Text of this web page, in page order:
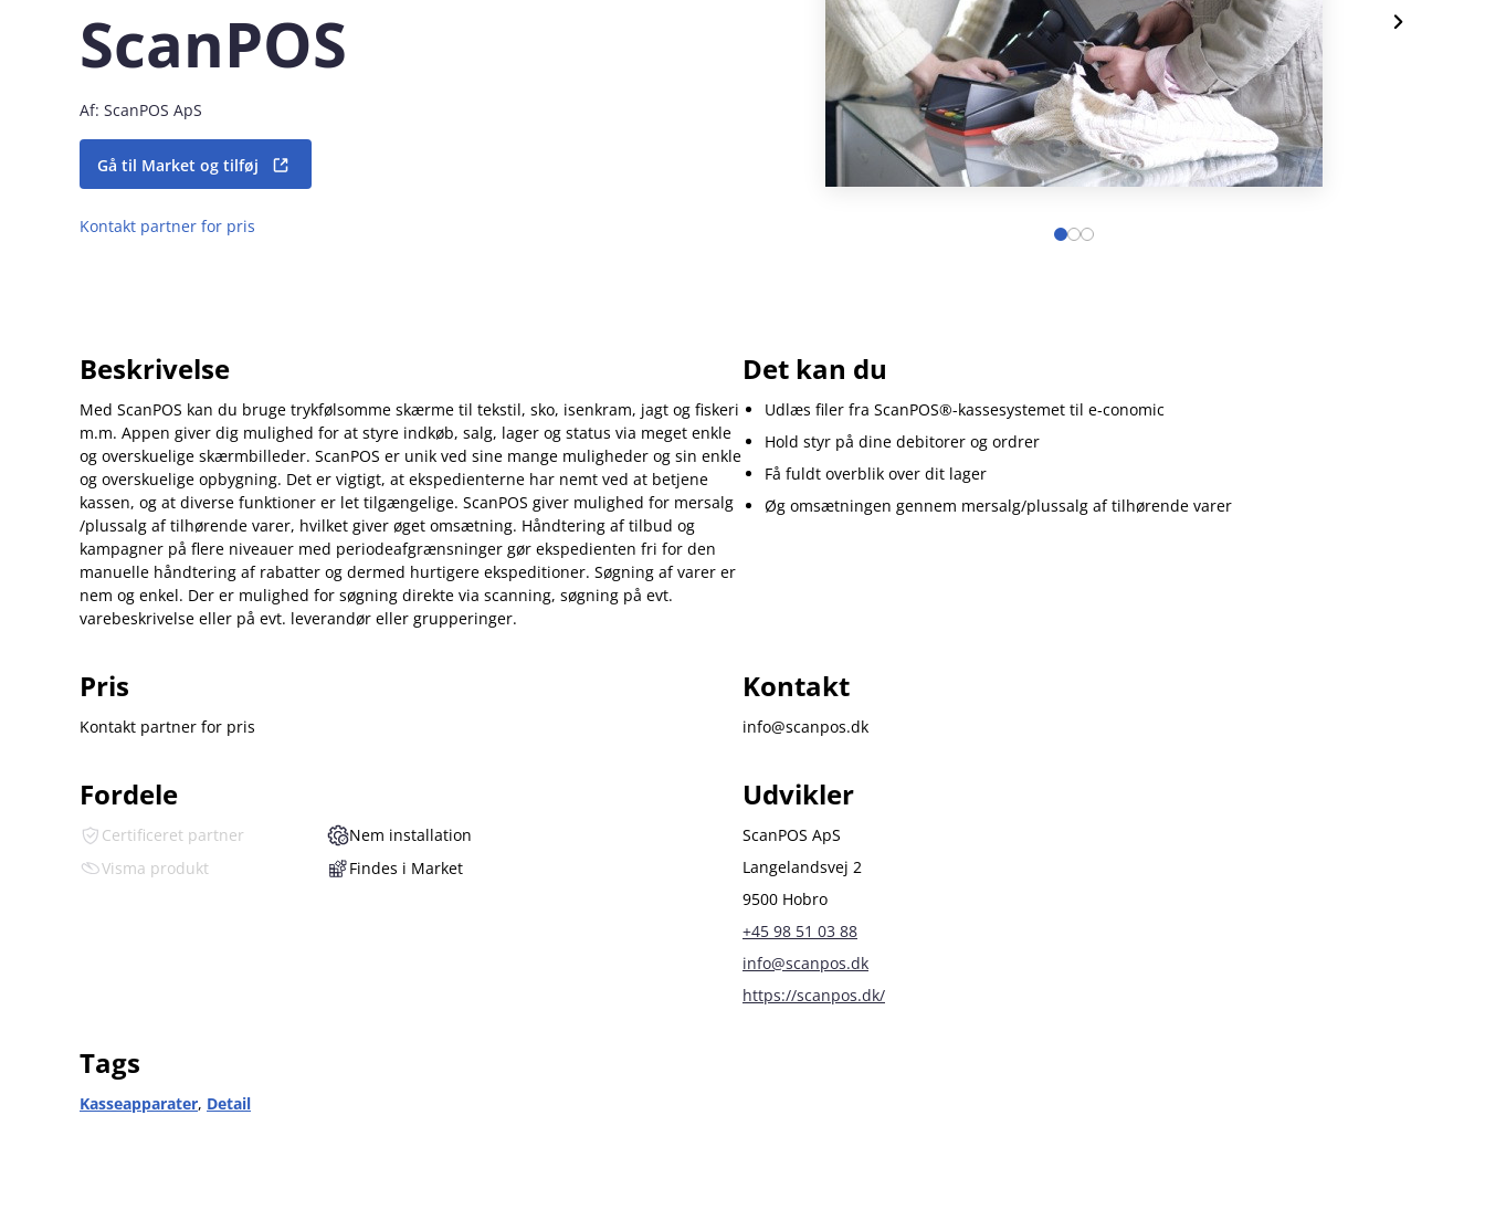
ScanPOS
Af: ScanPOS ApS
Gå til Market og tilføj
Kontakt partner for pris
Beskrivelse
Med ScanPOS kan du bruge trykfølsomme skærme til tekstil, sko, isenkram, jagt og fiskeri
m.m. Appen giver dig mulighed for at styre indkøb, salg, lager og status via meget enkle
og overskuelige skærmbilleder. ScanPOS er unik ved sine mange muligheder og sin enkle
og overskuelige opbygning. Det er vigtigt, at ekspedienterne har nemt ved at betjene
kassen, og at diverse funktioner er let tilgængelige. ScanPOS giver mulighed for mersalg
/plussalg af tilhørende varer, hvilket giver øget omsætning. Håndtering af tilbud og
kampagner på flere niveauer med periodeafgrænsninger gør ekspedienten fri for den
manuelle håndtering af rabatter og dermed hurtigere ekspeditioner. Søgning af varer er
nem og enkel. Der er mulighed for søgning direkte via scanning, søgning på evt.
varebeskrivelse eller på evt. leverandør eller grupperinger.
Det kan du
Udlæs filer fra ScanPOS®-kassesystemet til e‑conomic
Hold styr på dine debitorer og ordrer
Få fuldt overblik over dit lager
Øg omsætningen gennem mersalg/plussalg af tilhørende varer
Pris
Kontakt partner for pris
Fordele
Certificeret partner
Nem installation
Visma produkt
Findes i Market
Kontakt
info@scanpos.dk
Udvikler
ScanPOS ApS
Langelandsvej 2
9500 Hobro
+45 98 51 03 88
info@scanpos.dk
https://scanpos.dk/
Tags
Kasseapparater, Detail